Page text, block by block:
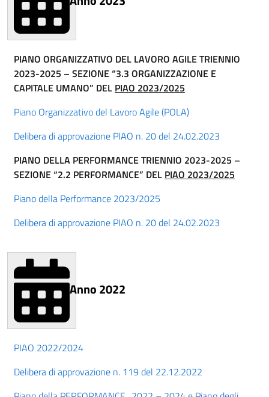
PIANO ORGANIZZATIVO DEL LAVORO AGILE TRIENNIO
2023-2025 – SEZIONE “3.3 ORGANIZZAZIONE E
CAPITALE UMANO” DEL PIAO 2023/2025
Piano Organizzativo del Lavoro Agile (POLA)
Delibera di approvazione PIAO n. 20 del 24.02.2023
PIANO DELLA PERFORMANCE TRIENNIO 2023-2025 –
SEZIONE “2.2 PERFORMANCE” DEL PIAO 2023/2025
Piano della Performance 2023/2025
Delibera di approvazione PIAO n. 20 del 24.02.2023
Anno 2022
PIAO 2022/2024
Delibera di approvazione n. 119 del 22.12.2022